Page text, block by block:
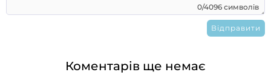
0/4096 символів
Коментарів ще немає